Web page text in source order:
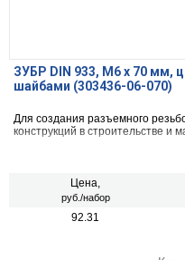
ЗУБР DIN 933, M6 х 70 мм,
шайбами (303436-06-070)
Для создания разъемного
конструкций в строительстве и
Цена,
руб./набор
92.31